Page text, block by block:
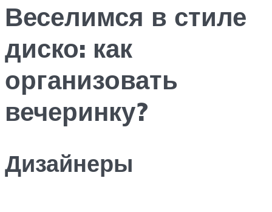
Веселимся в стиле
диско: как
организовать
вечеринку?
Дизайнеры